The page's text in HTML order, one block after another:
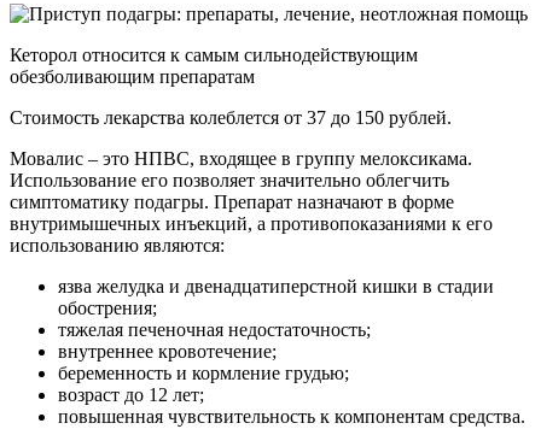
Кеторол относится к самым сильнодействующим
обезболивающим препаратам
Стоимость лекарства колеблется от 37 до 150 рублей.
Мовалис – это НПВС, входящее в группу мелоксикама.
Использование его позволяет значительно облегчить
симптоматику подагры. Препарат назначают в форме
внутримышечных инъекций, а противопоказаниями к его
использованию являются:
язва желудка и двенадцатиперстной кишки в стадии
обострения;
тяжелая печеночная недостаточность;
внутреннее кровотечение;
беременность и кормление грудью;
возраст до 12 лет;
повышенная чувствительность к компонентам средства.